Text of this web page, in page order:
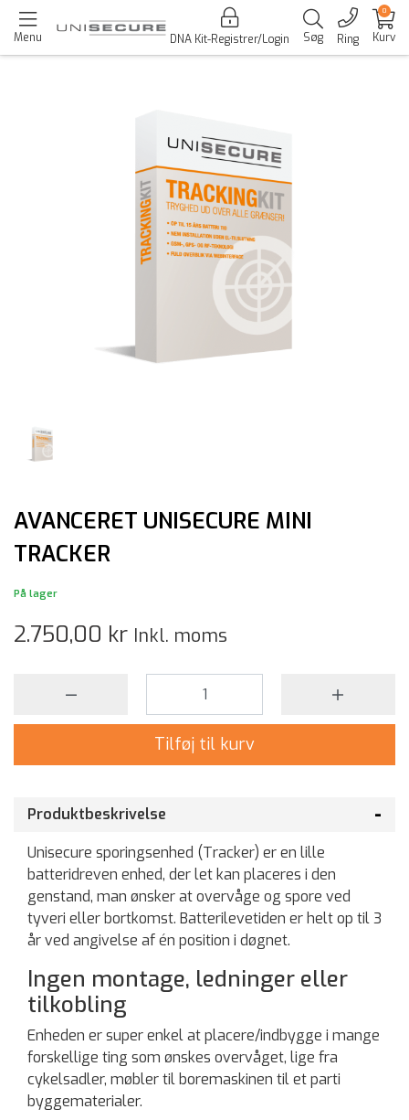
Menu DNA Kit-Registrer/Login Søg Ring Kurv
0
AVANCERET UNISECURE MINI
TRACKER
På lager
2.750,00 kr Inkl. moms
Tilføj til kurv
Produktbeskrivelse
Unisecure sporingsenhed (Tracker) er en lille
batteridreven enhed, der let kan placeres i den
genstand, man ønsker at overvåge og spore ved
tyveri eller bortkomst. Batterilevetiden er helt op til 3
år ved angivelse af én position i døgnet.
Ingen montage, ledninger eller
tilkobling
Enheden er super enkel at placere/indbygge i mange
forskellige ting som ønskes overvåget, lige fra
cykelsadler, møbler til boremaskinen til et parti
byggematerialer.